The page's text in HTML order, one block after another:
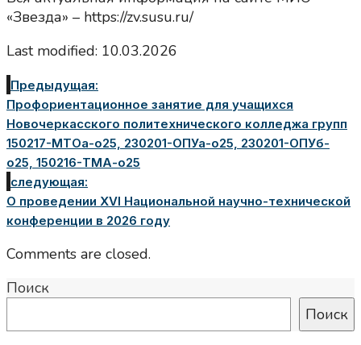
«Звезда» – https://zv.susu.ru/
Last modified: 10.03.2026
Предыдущая:
Профориентационное занятие для учащихся
Новочеркасского политехнического колледжа групп
150217-МТОа-о25, 230201-ОПУа-о25, 230201-ОПУб-
о25, 150216-ТМА-о25
следующая:
О проведении XVI Национальной научно-технической
конференции в 2026 году
Comments are closed.
Поиск
Поиск